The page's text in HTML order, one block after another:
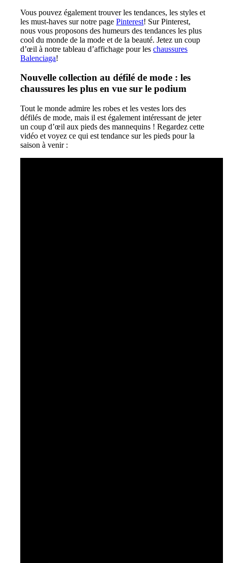
Vous pouvez également trouver les tendances, les styles et
les must-haves sur notre pagePinterest! Sur Pinterest,
nous vous proposons des humeurs des tendances les plus
cool du monde de la mode et de la beauté. Jetez un coup
d’œil à notre tableau d’affichage pour leschaussures
Balenciaga!
Nouvelle collection au défilé de mode : les
chaussures les plus en vue sur le podium
Tout le monde admire les robes et les vestes lors des
défilés de mode, mais il est également intéressant de jeter
un coup d’œil aux pieds des mannequins ! Regardez cette
vidéo et voyez ce qui est tendance sur les pieds pour la
saison à venir :